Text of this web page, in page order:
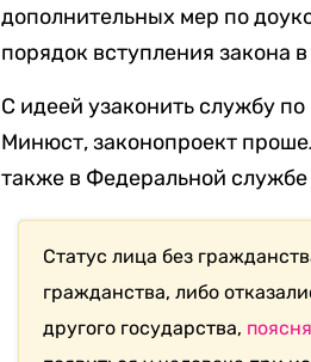
дополнительных мер по
порядок вступления закона
С идеей узаконить службу
Минюст, законопроект
также в Федеральной
Статус лица без
гражданства, либо
другого государства,